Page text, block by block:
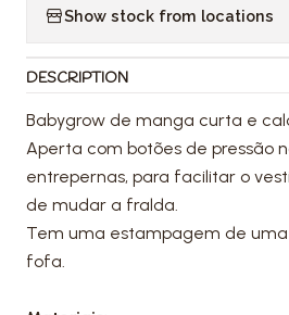
Show stock from locations
DESCRIPTION
Babygrow de manga curta e
Aperta com botões de pressão
entrepernas, para facilitar o
de mudar a fralda.
Tem uma estampagem de
fofa.